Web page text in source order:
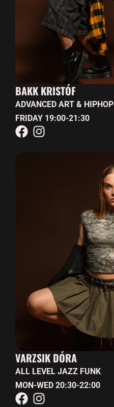
BAKK KRISTÓF
ADVANCED ART & HIPHOP
FRIDAY 19:00-21:30
VARZSIK DÓRA
ALL LEVEL JAZZ FUNK
MON-WED 20:30-22:00